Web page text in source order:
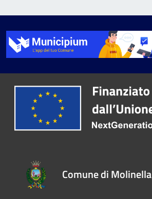
Comune di Molinella